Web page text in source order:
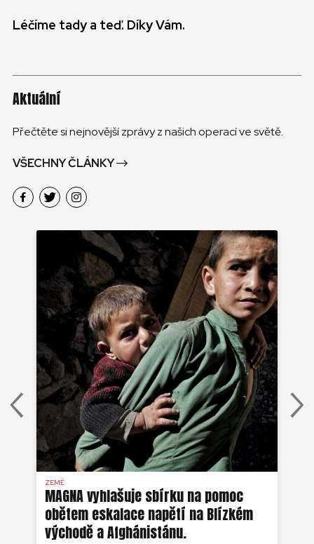
Léčíme tady a teď. Díky Vám.
Aktuální
Přečtěte si nejnovější zprávy z našich operací ve světě.
VŠECHNY ČLÁNKY
ZEMĚ
MAGNA vyhlašuje sbírku na pomoc
obětem eskalace napětí na Blízkém
východě a Afghánistánu.